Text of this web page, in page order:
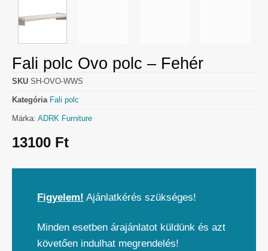
Fali polc Ovo polc – Fehér
SKU SH-OVO-WWS
Kategória Fali polc
Márka: ADRK Furniture
13100 Ft
Figyelem! Ajánlatkérés szükséges!
Minden esetben árajánlatot küldünk és azt
követően indulhat megrendelés!